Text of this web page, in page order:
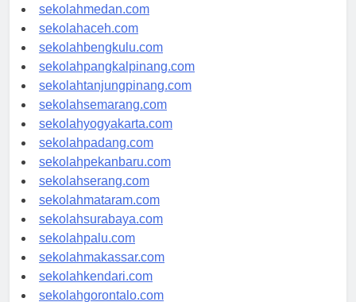
sekolahjakarta.com
sekolahmedan.com
sekolahaceh.com
sekolahbengkulu.com
sekolahpangkalpinang.com
sekolahtanjungpinang.com
sekolahsemarang.com
sekolahyogyakarta.com
sekolahpadang.com
sekolahpekanbaru.com
sekolahserang.com
sekolahmataram.com
sekolahsurabaya.com
sekolahpalu.com
sekolahmakassar.com
sekolahkendari.com